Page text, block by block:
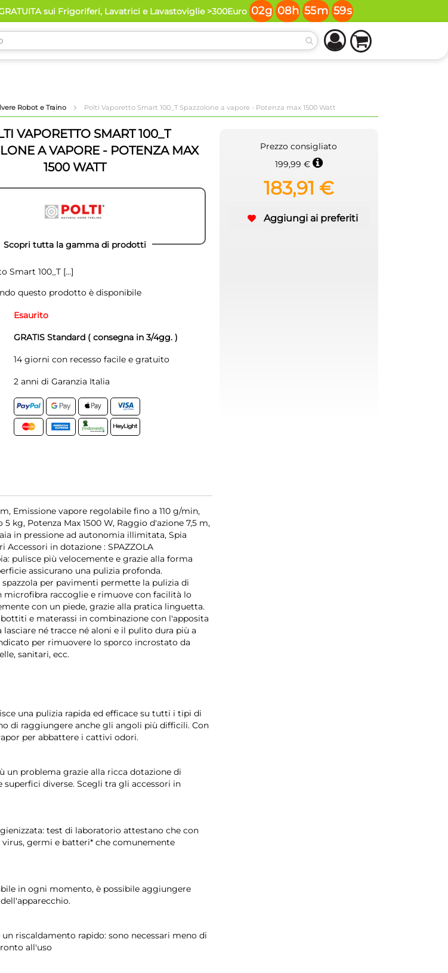
sui Frigoriferi, Lavatrici e Lavastoviglie >300Euro 02g 08h 55m 59s
Robot e Traino Polti Vaporetto Smart 100_T Spazzolone a vapore - Potenza max 1500 Watt
VAPORETTO SMART 100_T
A VAPORE - POTENZA MAX
1500 WATT
Scopri tutta la gamma di prodotti
Smart 100_T [...]
questo prodotto è disponibile
Esaurito
GRATIS Standard ( consegna in 3/4gg. )
14 giorni con recesso facile e gratuito
2 anni di Garanzia Italia
Prezzo consigliato
199,99 €
183,91 €
Aggiungi ai preferiti
Emissione vapore regolabile fino a 110 g/min,
kg, Potenza Max 1500 W, Raggio d'azione 7,5 m,
in pressione ad autonomia illimitata, Spia
in dotazione : SPAZZOLA
pulisce più velocemente e grazie alla forma
assicurano una pulizia profonda.
spazzola per pavimenti permette la pulizia di
microfibra raccoglie e rimuove con facilità lo
con un piede, grazie alla pratica linguetta.
e materassi in combinazione con l'apposita
né tracce né aloni e il pulito dura più a
per rimuovere lo sporco incrostato da
sanitari, ecc.
una pulizia rapida ed efficace su tutti i tipi di
di raggiungere anche gli angoli più difficili. Con
per abbattere i cattivi odori.
un problema grazie alla ricca dotazione di
diverse. Scegli tra gli accessori in
test di laboratorio attestano che con
virus, germi e batteri* che comunemente
in ogni momento, è possibile aggiungere
riscaldamento rapido: sono necessari meno di
all'uso